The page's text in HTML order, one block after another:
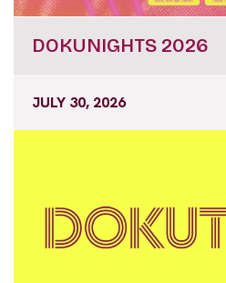
DOKUNIGHTS 2026
JULY 30, 2026